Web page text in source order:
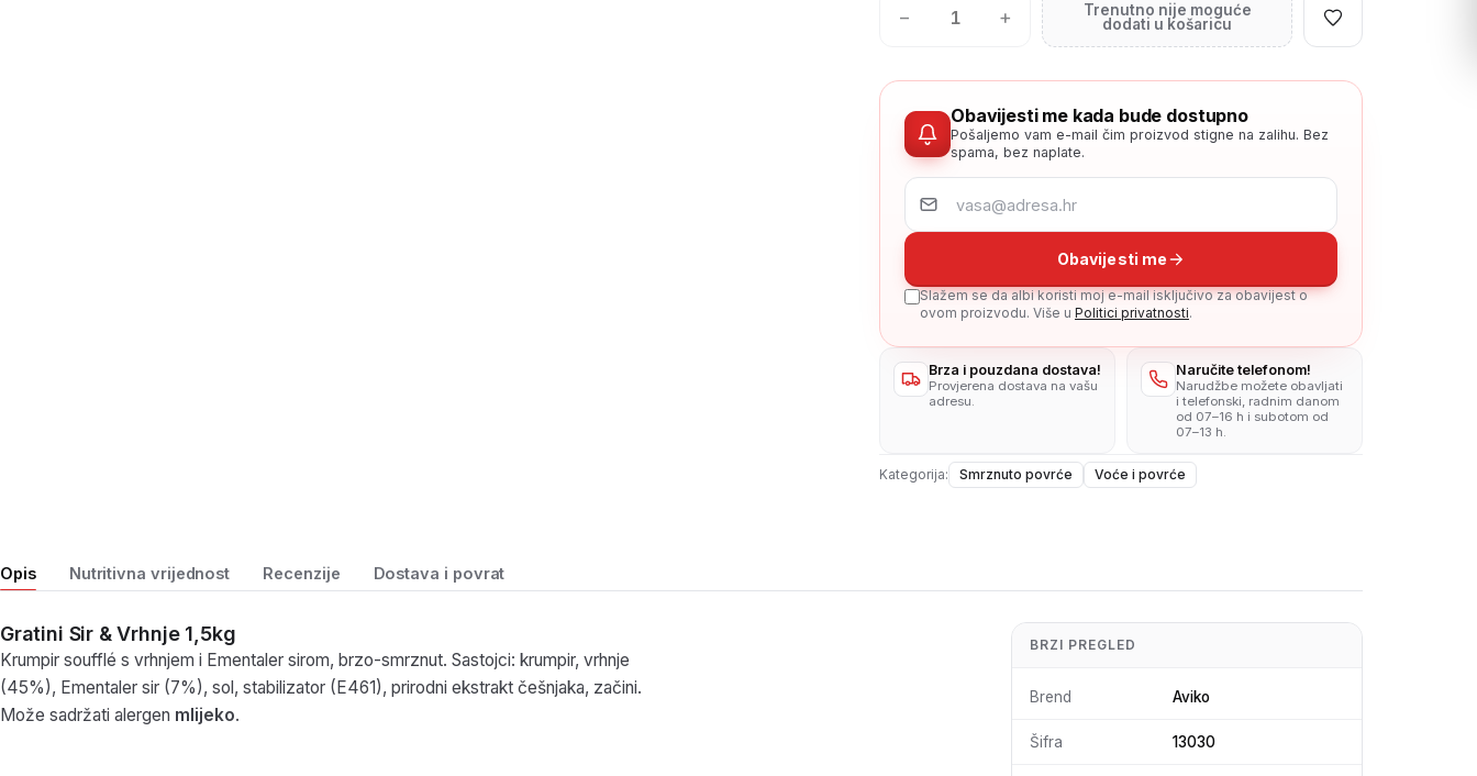
− +
Trenutno nije moguće
dodati u košaricu
Obavijesti me kada bude dostupno
Pošaljemo vam e-mail čim proizvod stigne na zalihu. Bez
spama, bez naplate.
Obavijesti me
Slažem se da albi koristi moj e-mail isključivo za obavijest o
ovom proizvodu. Više u Politici privatnosti.
Brza i pouzdana dostava!
Provjerena dostava na vašu
adresu.
Naručite telefonom!
Narudžbe možete obavljati
i telefonski, radnim danom
od 07–16 h i subotom od
07–13 h.
Kategorija: Smrznuto povrće Voće i povrće
Opis Nutritivna vrijednost Recenzije Dostava i povrat
Gratini Sir & Vrhnje 1,5kg
Krumpir soufflé s vrhnjem i Ementaler sirom, brzo-smrznut. Sastojci: krumpir, vrhnje
(45%), Ementaler sir (7%), sol, stabilizator (E461), prirodni ekstrakt češnjaka, začini.
Može sadržati alergen mlijeko.
BRZI PREGLED
Brend Aviko
Šifra 13030